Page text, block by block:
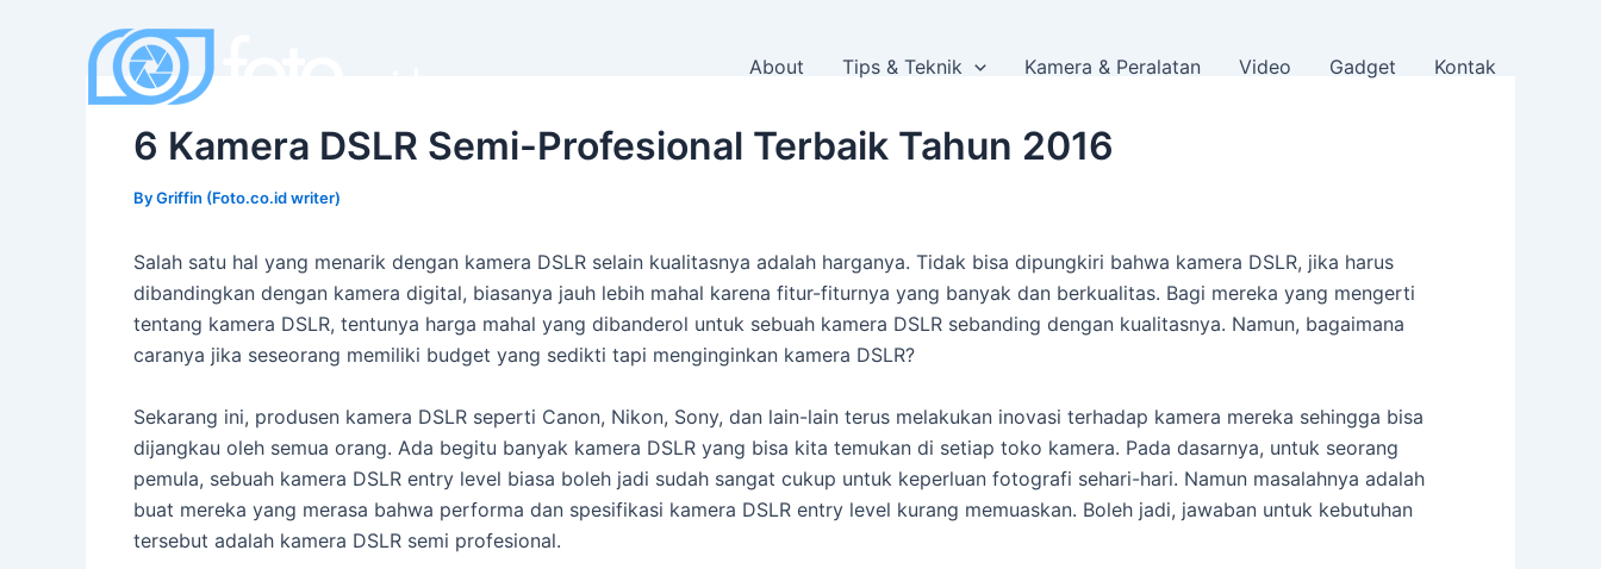
About Tips & Teknik Kamera & Peralatan Video Gadget Kontak
6 Kamera DSLR Semi-Profesional Terbaik Tahun 2016
ByGriffin (Foto.co.id writer)
Salah satu hal yang menarik dengan kamera DSLR selain kualitasnya adalah harganya. Tidak bisa dipungkiri bahwa kamera DSLR, jika harus
dibandingkan dengan kamera digital, biasanya jauh lebih mahal karena fitur-fiturnya yang banyak dan berkualitas. Bagi mereka yang mengerti
tentang kamera DSLR, tentunya harga mahal yang dibanderol untuk sebuah kamera DSLR sebanding dengan kualitasnya. Namun, bagaimana
caranya jika seseorang memiliki budget yang sedikti tapi menginginkan kamera DSLR?
Sekarang ini, produsen kamera DSLR seperti Canon, Nikon, Sony, dan lain-lain terus melakukan inovasi terhadap kamera mereka sehingga bisa
dijangkau oleh semua orang. Ada begitu banyak kamera DSLR yang bisa kita temukan di setiap toko kamera. Pada dasarnya, untuk seorang
pemula, sebuah kamera DSLR entry level biasa boleh jadi sudah sangat cukup untuk keperluan fotografi sehari-hari. Namun masalahnya adalah
buat mereka yang merasa bahwa performa dan spesifikasi kamera DSLR entry level kurang memuaskan. Boleh jadi, jawaban untuk kebutuhan
tersebut adalah kamera DSLR semi profesional.